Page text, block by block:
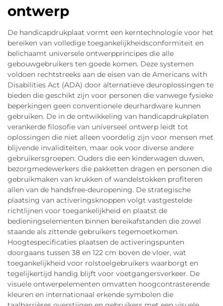
ontwerp
De handicapdrukplaat vormt een kerntechnologie voor het
bereiken van volledige toegankelijkheidsconformiteit en
belichaamt universele ontwerpprincipes die alle
gebouwgebruikers ten goede komen. Deze systemen
voldoen rechtstreeks aan de eisen van de Americans with
Disabilities Act (ADA) door alternatieve deuroplossingen te
bieden die geschikt zijn voor personen die vanwege fysieke
beperkingen geen conventionele deurhardware kunnen
gebruiken. De in de ontwikkeling van handicapdrukplaten
verankerde filosofie van universeel ontwerp leidt tot
oplossingen die niet alleen voordelig zijn voor mensen met
blijvende invaliditeiten, maar ook voor diverse andere
gebruikersgroepen. Ouders die een kinderwagen duwen,
bezorgmedewerkers die pakketten dragen en personen die
gebruikmaken van krukken of wandelstokken profiteren
allen van de handsfree-deuropening. De strategische
plaatsing van activeringsknoppen volgt vastgestelde
richtlijnen voor toegankelijkheid en plaatst de
bedieningselementen binnen bereikafstanden die zowel
staande als zittende gebruikers tegemoetkomen.
Hoogtespecificaties plaatsen de activeringspunten
doorgaans tussen 38 en 122 cm boven de vloer, wat
toegankelijkheid voor rolstoelgebruikers waarborgt en
tegelijkertijd handig blijft voor voetgangersverkeer. De
visuele ontwerpelementen omvatten hoogcontrasterende
kleuren en internationaal erkende symbolen die